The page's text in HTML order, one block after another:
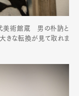
美術館蔵 男の朴訥と
きな転換が見て取れま